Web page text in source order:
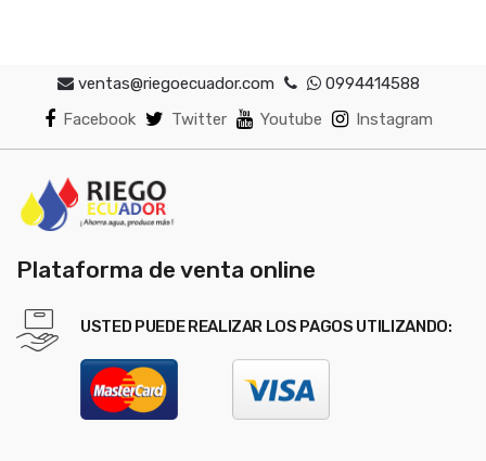
ventas@riegoecuador.com
0994414588
Facebook
Twitter Youtube Instagram
Plataforma de venta online
USTED PUEDE REALIZAR LOS PAGOS UTILIZANDO: